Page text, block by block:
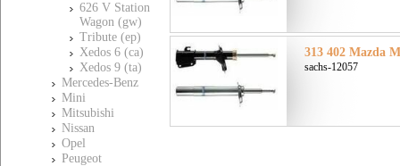
626 V Station
Wagon (gw)
Tribute (ep)
Xedos 6 (ca)
Xedos 9 (ta)
Mercedes-Benz
Mini
Mitsubishi
Nissan
Opel
Peugeot
313 402 Mazda
sachs-12057